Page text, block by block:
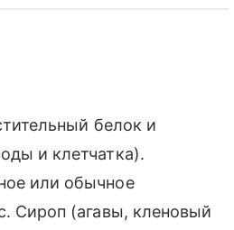
белок и
и клетчатка).
или обычное
Сироп (агавы, кленовый